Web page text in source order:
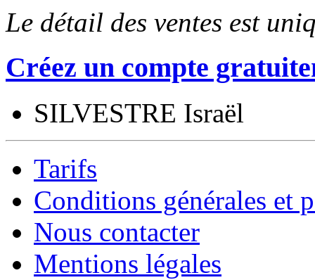
Le détail des ventes est
Créez un compte
SILVESTRE Israël
Tarifs
Conditions générales et
Nous contacter
Mentions légales